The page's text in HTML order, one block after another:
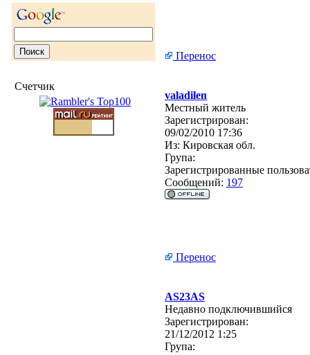
Счетчик
Перенос
valadilen
Местный житель
Зарегистрирован:
09/02/2010 17:36
Из: Кировская обл.
Група:
Зарегистрированные
Сообщений: 197
Перенос
AS23AS
Недавно подключившийся
Зарегистрирован:
21/12/2012 1:25
Група: